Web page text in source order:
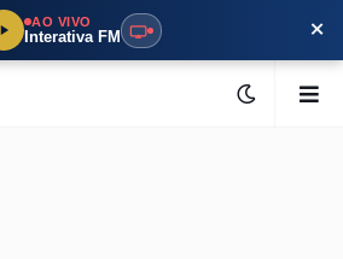
AO VIVO
Interativa FM ×